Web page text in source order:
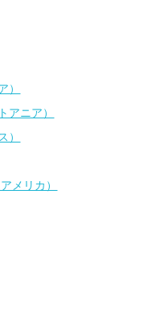
）
アニア）
）
メリカ）